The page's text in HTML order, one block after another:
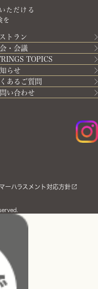
ただける
を
トラン
・会議
TOPICS
らせ
あるご質問
い合わせ
ーハラスメント対応方針